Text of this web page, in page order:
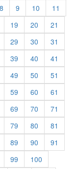
8 9 10
11
19 20
21
29 30
31
39 40
41
49 50
51
59 60
61
69 70
71
79 80
81
89 90
91
99 100